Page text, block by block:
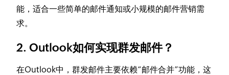
能，适合一些简单的邮件通知或小规模的邮件营销需
求。
2. Outlook如何实现群发邮件？
在Outlook中，群发邮件主要依赖“邮件合并”功能，这